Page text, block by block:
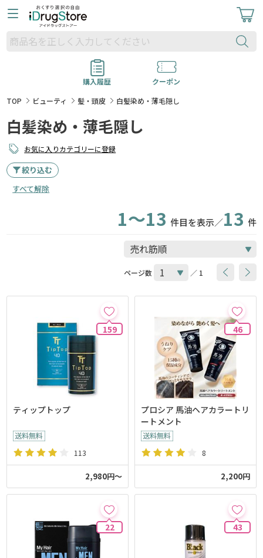
購入履歴
クーポン
TOP
ビューティ 髪・頭皮 白髪染め・薄毛隠し
白髪染め・薄毛隠し
お気に入りカテゴリーに登録
絞り込む
すべて解除
1～13 件目を表示／13 件
ページ数 ／ 1
159
ティップトップ
113
2,980円～
46
プロシア 馬油ヘアカラートリ
ートメント
8
2,200円
22 43